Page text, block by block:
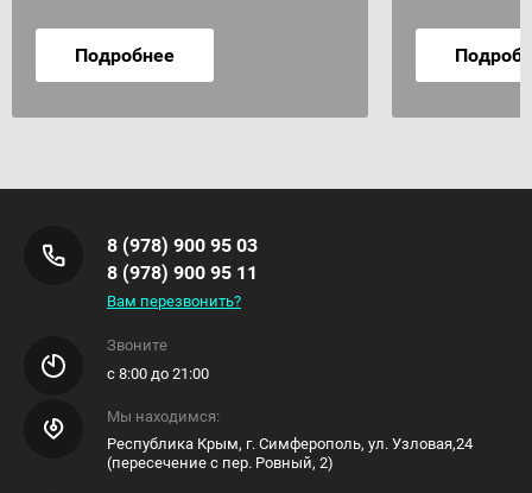
Подробнее
8 (978) 900 95 03
8 (978) 900 95 11
Вам перезвонить?
Звоните
с 8:00 до 21:00
Мы находимся:
Республика Крым, г. Симферополь, ул. Узловая,24
(пересечение с пер. Ровный, 2)